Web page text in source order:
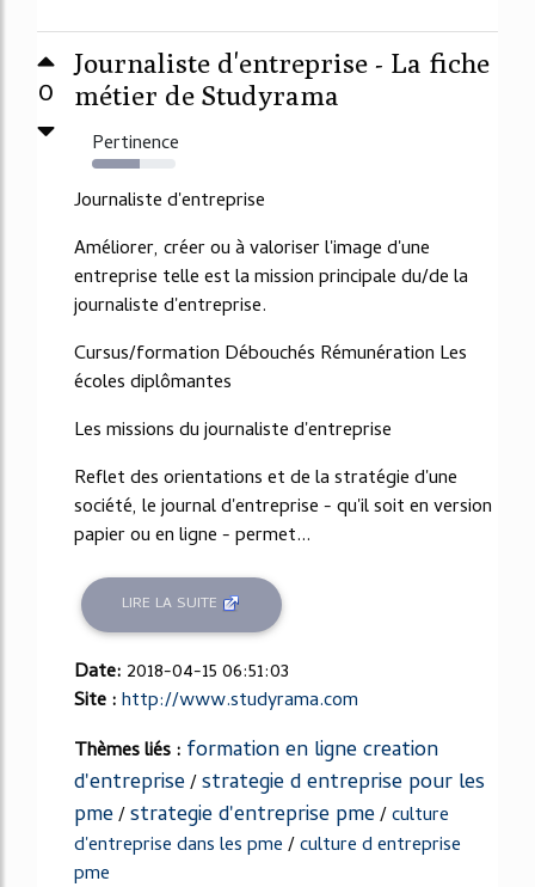
0
Journaliste d'entreprise - La fiche
métier de Studyrama
Pertinence
57%
Journaliste d'entreprise
Améliorer, créer ou à valoriser l'image d'une
entreprise telle est la mission principale du/de la
journaliste d'entreprise.
Cursus/formation Débouchés Rémunération Les
écoles diplômantes
Les missions du journaliste d'entreprise
Reflet des orientations et de la stratégie d'une
société, le journal d'entreprise - qu'il soit en version
papier ou en ligne - permet...
LIRE LA SUITE
Date: 2018-04-15 06:51:03
Site :http://www.studyrama.com
Thèmes liés : formation en ligne creation
d'entreprise/strategie d entreprise pour les
pme/strategie d'entreprise pme/culture
d'entreprise dans les pme/culture d entreprise
pme